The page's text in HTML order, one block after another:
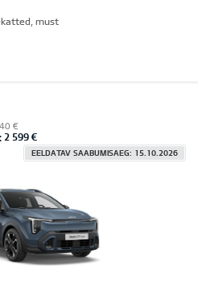
must
€
2 599 €
EELDATAV SAABUMISAEG: 15.10.2026